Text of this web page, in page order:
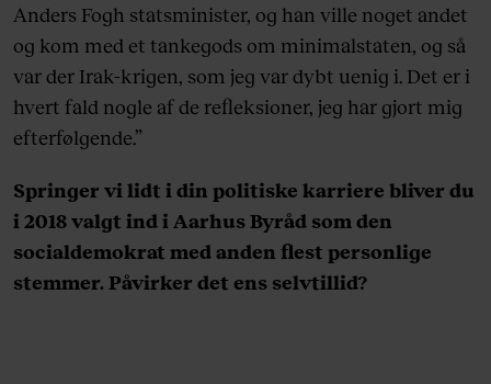
Anders Fogh statsminister, og han ville noget andet
og kom med et tankegods om minimalstaten, og så
var der Irak-krigen, som jeg var dybt uenig i. Det er i
hvert fald nogle af de refleksioner, jeg har gjort mig
efterfølgende.”
Springer vi lidt i din politiske karriere bliver du
i 2018 valgt ind i Aarhus Byråd som den
socialdemokrat med anden flest personlige
stemmer. Påvirker det ens selvtillid?